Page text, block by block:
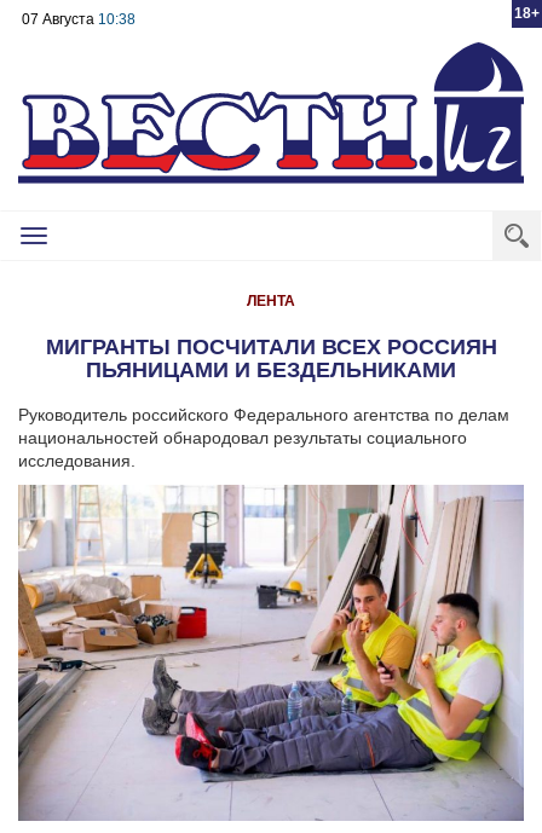
18+
07 Августа 10:38
Toggle
ЛЕНТА
МИГРАНТЫ ПОСЧИТАЛИ ВСЕХ РОССИЯН
ПЬЯНИЦАМИ И БЕЗДЕЛЬНИКАМИ
Руководитель российского Федерального агентства по делам
национальностей обнародовал результаты социального
исследования.